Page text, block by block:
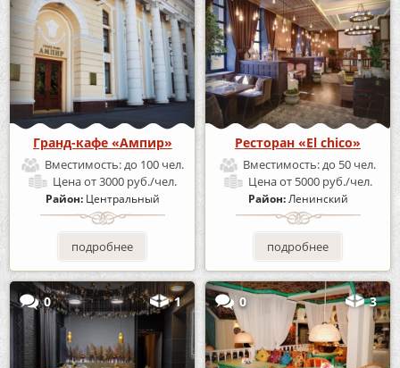
Гранд-кафе «Ампир»
Вместимость:до 100 чел.
Ценаот 3000 руб./чел.
Район: Центральный
подробнее
Ресторан «El chico»
Вместимость:до 50 чел.
Ценаот 5000 руб./чел.
Район:Ленинский
подробнее
0 1 0 3